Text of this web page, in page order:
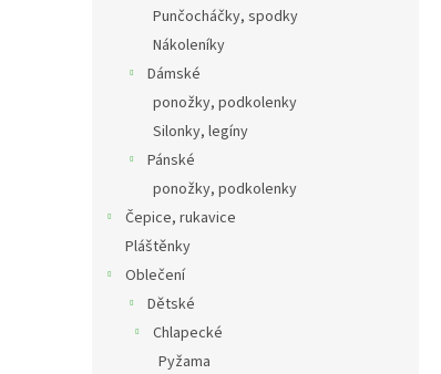
Punčocháčky, spodky
Nákoleníky
Dámské
ponožky, podkolenky
Silonky, legíny
Pánské
ponožky, podkolenky
Čepice, rukavice
Pláštěnky
Oblečení
Dětské
Chlapecké
Pyžama